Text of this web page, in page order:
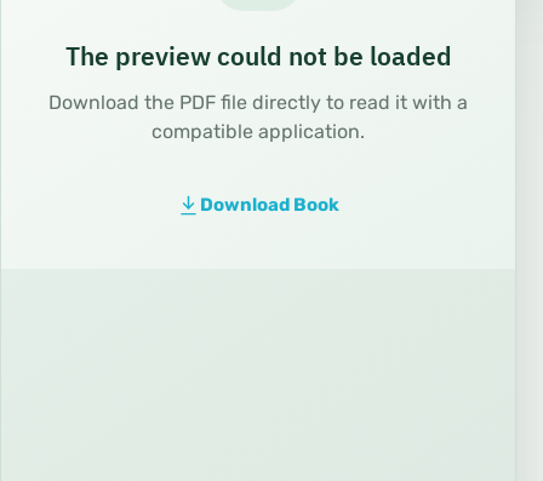
The preview could not be loaded
Download the PDF file directly to read it with a
compatible application.
Download Book